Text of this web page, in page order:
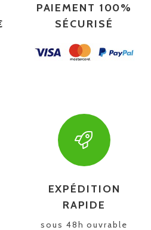
PAIEMENT 100%
SÉCURISÉ
EXPÉDITION
RAPIDE
sous 48h ouvrable